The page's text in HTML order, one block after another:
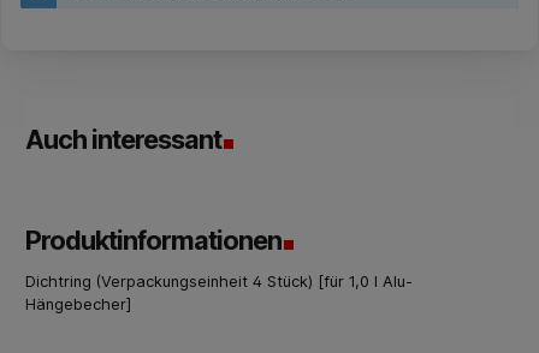
Auch interessant
Produktinformationen
Dichtring (Verpackungseinheit 4 Stück) [für 1,0 l Alu-
Hängebecher]